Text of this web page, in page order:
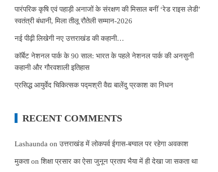
पारंपरिक कृषि एवं पहाड़ी अनाजों के संरक्षण की मिसाल बनीं ‘रेड राइस लेडी’
स्वतंत्री बंधानी, मिला तीलू रौतेली सम्मान-2026
नई पीढ़ी लिखेगी नए उत्तराखंड की कहानी…
कॉर्बेट नेशनल पार्क के 90 साल: भारत के पहले नेशनल पार्क की अनसुनी
कहानी और गौरवशाली इतिहास
प्रसिद्ध आयुर्वेद चिकित्सक पद्मश्री वैद्य बालेंदु प्रकाश का निधन
RECENT COMMENTS
Lashaunda onउत्तराखंड में लोकपर्व ईगास-बग्वाल पर रहेगा अवकाश
मुकताonशिक्षा प्रसार का ऐसा जुनून प्रताप भैया में ही देखा जा सकता था